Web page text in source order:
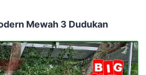
Mewah 3 Dudukan